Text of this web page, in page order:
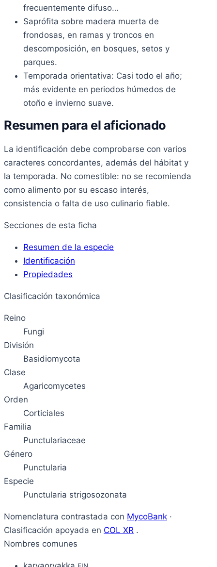
frecuentemente difuso…
Saprófita sobre madera muerta de
frondosas, en ramas y troncos en
descomposición, en bosques, setos y
parques.
Temporada orientativa: Casi todo el año;
más evidente en periodos húmedos de
otoño e invierno suave.
Resumen para el aficionado
La identificación debe comprobarse con varios
caracteres concordantes, además del hábitat y
la temporada. No comestible: no se recomienda
como alimento por su escaso interés,
consistencia o falta de uso culinario fiable.
Secciones de esta ficha
Resumen de la especie
Identificación
Propiedades
Clasificación taxonómica
Reino
Fungi
División
Basidiomycota
Clase
Agaricomycetes
Orden
Corticiales
Familia
Punctulariaceae
Género
Punctularia
Especie
Punctularia strigosozonata
Nomenclatura contrastada con MycoBank ·
Clasificación apoyada en COL XR .
Nombres comunes